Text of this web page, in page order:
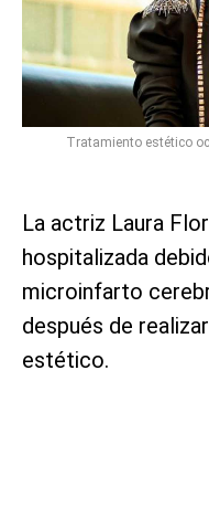
Tratamiento estético
La actriz Laura
hospitalizada
microinfarto
después de
estético.